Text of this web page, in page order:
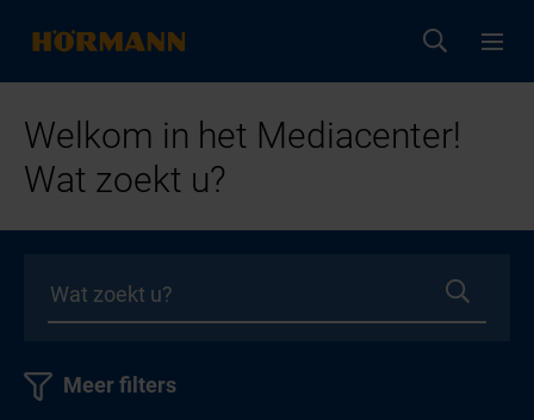
Welkom in het Mediacenter!
Wat zoekt u?
Meer filters